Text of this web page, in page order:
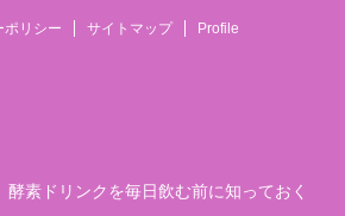
ポリシー サイトマップ Profile
酵素ドリンクを毎日飲む前に知っておく